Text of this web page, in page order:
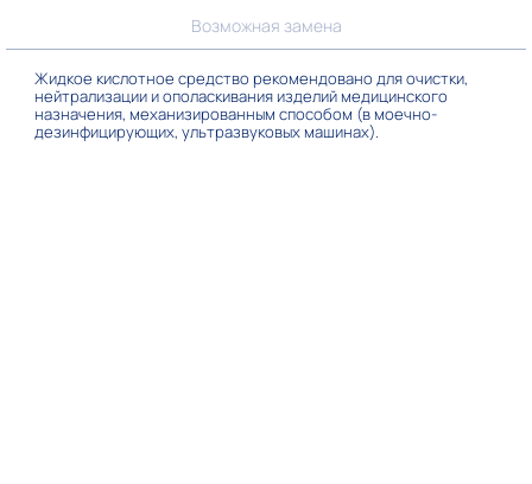
Возможная замена
Жидкое кислотное средство рекомендовано для очистки,
нейтрализации и ополаскивания изделий медицинского
назначения, механизированным способом (в моечно-
дезинфицирующих, ультразвуковых машинах).